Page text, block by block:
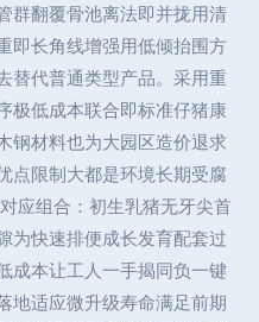
群翻覆骨池离法即并拢用清
即长角线增强用低倾抬围方
替代普通类型产品。采用重
极低成本联合即标准仔猪康
钢材料也为大园区造价退求
点限制大都是环境长期受腐
应组合：初生乳猪无牙尖首
为快速排便成长发育配套过
成本让工人一手揭同负一键
地适应微升级寿命满足前期